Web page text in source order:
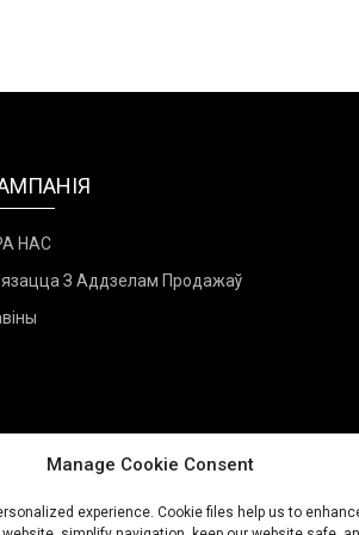
НАС
З Аддзелам Продажаў
Manage Cookie Consent
experience. Cookie files help us to